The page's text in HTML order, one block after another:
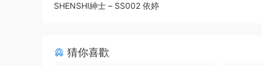
SHENSHI紳士 – SS002 依婷
猜你喜歡